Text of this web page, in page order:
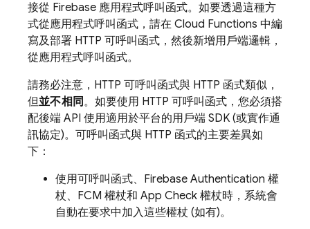
接從 Firebase 應用程式呼叫函式。如要透過這種方
式從應用程式呼叫函式，請在 Cloud Functions 中編
寫及部署 HTTP 可呼叫函式，然後新增用戶端邏輯，
從應用程式呼叫函式。
請務必注意，HTTP 可呼叫函式與 HTTP 函式類似，
但並不相同。如要使用 HTTP 可呼叫函式，您必須搭
配後端 API 使用適用於平台的用戶端 SDK (或實作通
訊協定)。可呼叫函式與 HTTP 函式的主要差異如
下：
使用可呼叫函式、 Firebase Authentication 權
杖、 FCM 權杖和 App Check 權杖時，系統會
自動在要求中加入這些權杖 (如有)。